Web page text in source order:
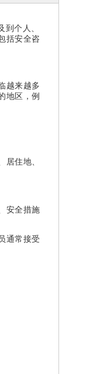
个人、
括安全咨
越来越多
地区，例
居住地、
安全措施
通常接受